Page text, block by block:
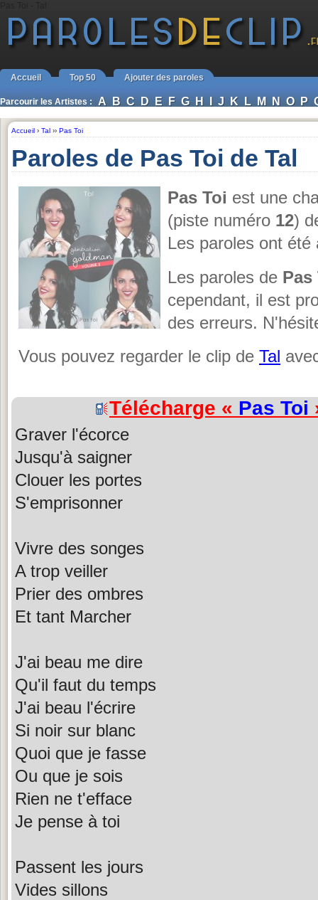
Accueil Top 50 Ajouter des paroles
Parcourir les Artistes : A B C D E F G H I J K L M N O P
Accueil › Tal ›› Pas Toi
Paroles de Pas Toi de Tal
Pas Toi est une
(piste numéro 12)
Les paroles ont
Les paroles de Pas
cependant, il est
des erreurs.
Vous pouvez regarder le clip de Tal
Télécharge « Pas Toi
Graver l'écorce
Jusqu'à saigner
Clouer les portes
S'emprisonner
Vivre des songes
A trop veiller
Prier des ombres
Et tant Marcher
J'ai beau me dire
Qu'il faut du temps
J'ai beau l'écrire
Si noir sur blanc
Quoi que je fasse
Ou que je sois
Rien ne t'efface
Je pense à toi
Passent les jours
Vides sillons